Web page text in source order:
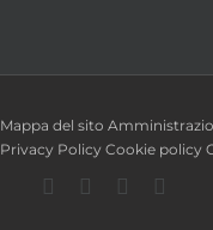
Mappa del sito
Privacy Policy Cookie policy
Facebook
TwitterYouTube